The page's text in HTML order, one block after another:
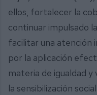
ellos, fortalecer la
continuar impulsado
facilitar una atención
por la aplicación
materia de igualdad
la sensibilización